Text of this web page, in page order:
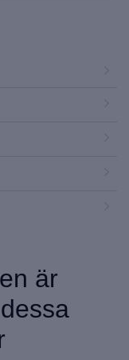
är